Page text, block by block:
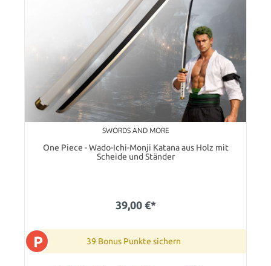
SWORDS AND MORE
One Piece - Wado-Ichi-Monji Katana aus Holz mit
Scheide und Ständer
39,00 €*
P 39 Bonus Punkte sichern